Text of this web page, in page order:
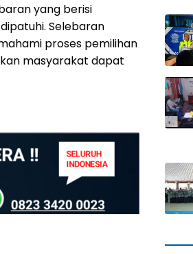
yang berisi
Selebaran
proses pemilihan
masyarakat dapat